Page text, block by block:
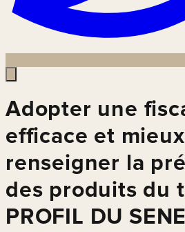
Adopter une
efficace et mieux
renseigner la
des produits du
PROFIL DU